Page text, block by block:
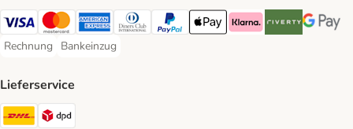
Visa Payment Method
Mastercard Payment Method
American Express Payment Method
Diners Club Payment Method
PayPal Payment Method
Apple Pay Payment Method
Klarna Payment Method
Riverty Payment
Google
Rechnung
Rechnung Payment Method
Bankeinzug
Bankeinzug Payment Method
Lieferservice
DHL Shipping Method